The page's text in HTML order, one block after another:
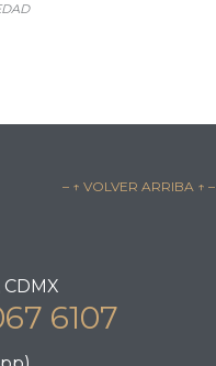
– ↑ VOLVER ARRIBA ↑ –
6107